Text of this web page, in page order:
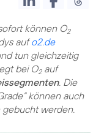
können O2
aufo2.de
tun gleichzeitig
bei O2auf
. Die
können auch
werden.